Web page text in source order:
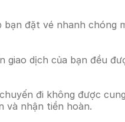
đặt vé nhanh chóng
dịch của bạn đều
đi không được
và nhận tiền hoàn.